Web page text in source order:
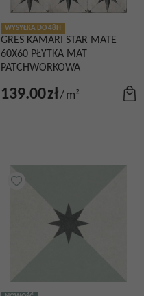
WYSYŁKA DO 48H
GRES KAMARI STAR MATE
60X60 PŁYTKA MAT
PATCHWORKOWA
139.00zł/m²